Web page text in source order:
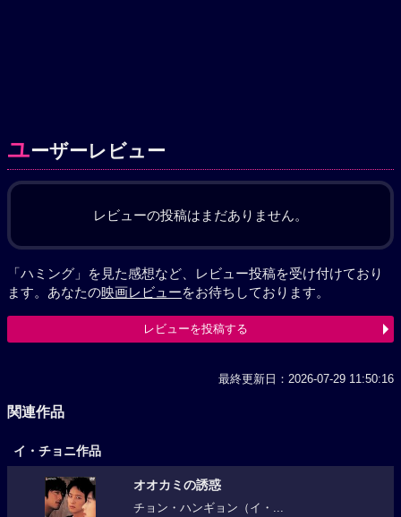
ユーザーレビュー
レビューの投稿はまだありません。
「ハミング」を見た感想など、レビュー投稿を受け付けており
ます。あなたの映画レビューをお待ちしております。
レビューを投稿する
最終更新日：2026-07-29 11:50:16
関連作品
イ・チョニ作品
オオカミの誘惑
チョン・ハンギョン（イ・...